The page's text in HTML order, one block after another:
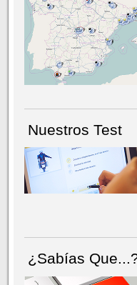
NÚMERO ACTUALHEMEROTECA
Nuestros Test
¿Sabías